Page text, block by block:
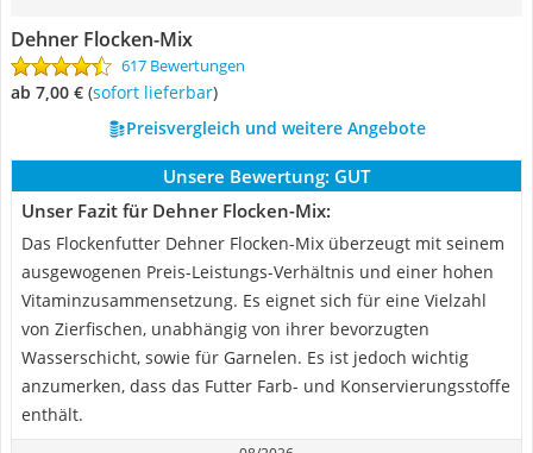
Dehner Flocken-Mix
617 Bewertungen
ab 7,00 € ( Sofort lieferbar)
Preisvergleich und weitere Angebote
Unsere Bewertung: GUT
Unser Fazit für Dehner Flocken-Mix:
Das Flockenfutter Dehner Flocken-Mix überzeugt mit seinem
ausgewogenen Preis-Leistungs-Verhältnis und einer hohen
Vitaminzusammensetzung. Es eignet sich für eine Vielzahl
von Zierfischen, unabhängig von ihrer bevorzugten
Wasserschicht, sowie für Garnelen. Es ist jedoch wichtig
anzumerken, dass das Futter Farb- und Konservierungsstoffe
enthält.